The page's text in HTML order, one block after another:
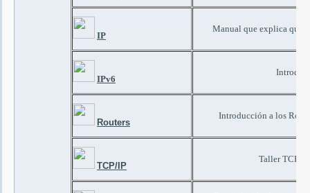
IP
Manual que explica que
IPv6
Routers
Introducción a los
TCP/IP
Taller TCP/